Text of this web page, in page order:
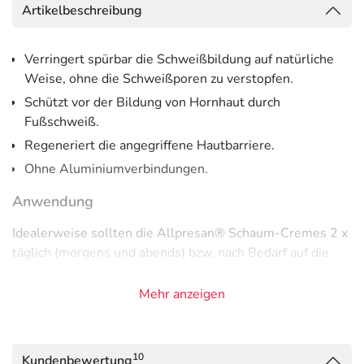
Artikelbeschreibung
Verringert spürbar die Schweißbildung auf natürliche
Weise, ohne die Schweißporen zu verstopfen.
Schützt vor der Bildung von Hornhaut durch
Fußschweiß.
Regeneriert die angegriffene Hautbarriere.
Ohne Aluminiumverbindungen.
Anwendung
Idealerweise sollten die Allpresan® Schaum-Cremes 2 x
täglich (morgens und abends) bzw. nach Bedarf auf die
optimalen Pflegeeffekt zu erzielen.
bereits für größere Hautpartien. Ziehen schnell ein und
Mehr anzeigen
10